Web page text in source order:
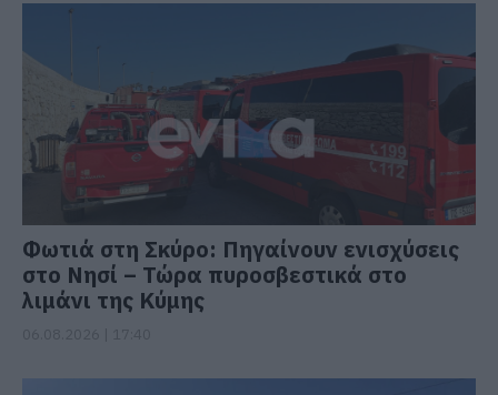
Φωτιά στη Σκύρο: Πηγαίνουν ενισχύσεις
στο Νησί – Τώρα πυροσβεστικά στο
λιμάνι της Κύμης